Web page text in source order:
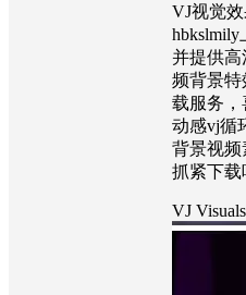
VJ视觉
hbkslmily
并提供高
频背景特
载服务，
动感vj循
背景视频
抓紧下载
VJ Visuals